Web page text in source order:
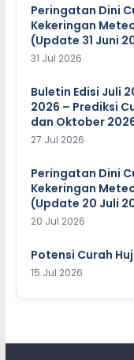
Peringatan Dini
Kekeringan
(Update 31 Juni
31 Jul 2026
Buletin Edisi Juli
2026 – Prediksi
dan Oktober
27 Jul 2026
Peringatan Dini
Kekeringan
(Update 20 Juli
20 Jul 2026
Potensi Curah
15 Jul 2026